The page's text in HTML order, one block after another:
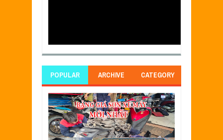
POPULAR ARCHIVE CATEGORY